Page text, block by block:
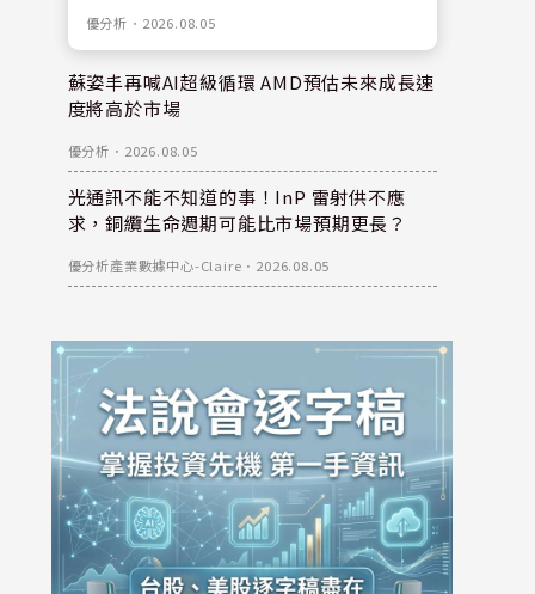
優分析 ． 2026.08.05
蘇姿丰再喊AI超級循環 AMD預估未來成長速
度將高於市場
優分析 ． 2026.08.05
光通訊不能不知道的事！InP 雷射供不應
求，銅纜生命週期可能比市場預期更長？
優分析產業數據中心-Claire ． 2026.08.05